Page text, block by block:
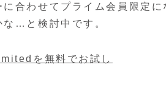
に合わせてプライム会員限定
な…と検討中です。
を無料でお試し